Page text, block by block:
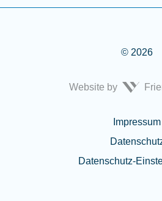
© 2026
Website by
Impressum
Datenschutz-